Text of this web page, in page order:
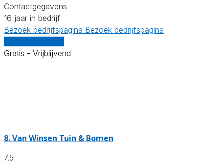
Contactgegevens
16 jaar in bedrijf
Bezoek bedrijfspagina Bezoek bedrijfspagina
Gratis - Vrijblijvend
8.Van Winsen Tuin & Bomen
7.5